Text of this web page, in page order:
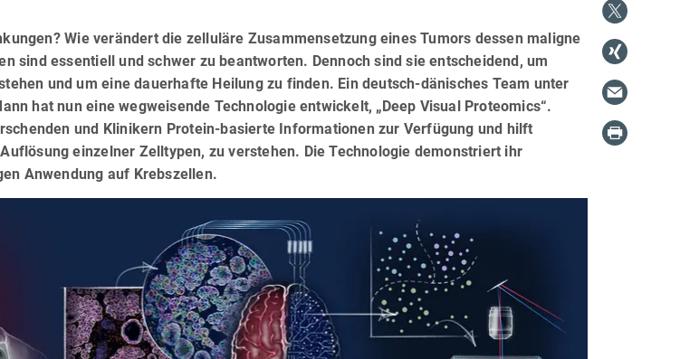
Wie verändert die zelluläre Zusammensetzung eines Tumors dessen maligne
sind essentiell und schwer zu beantworten. Dennoch sind sie entscheidend, um
und um eine dauerhafte Heilung zu finden. Ein deutsch-dänisches Team unter
hat nun eine wegweisende Technologie entwickelt, „Deep Visual Proteomics“.
und Klinikern Protein-basierte Informationen zur Verfügung und hilft
einzelner Zelltypen, zu verstehen. Die Technologie demonstriert ihr
Anwendung auf Krebszellen.